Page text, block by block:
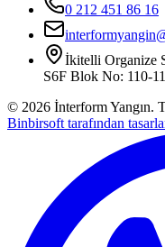
0 212 451 86 16
İkitelli Organize
S6F Blok No: 110-
© 2026 İnterform Yangın.
Binbirsoft tarafından